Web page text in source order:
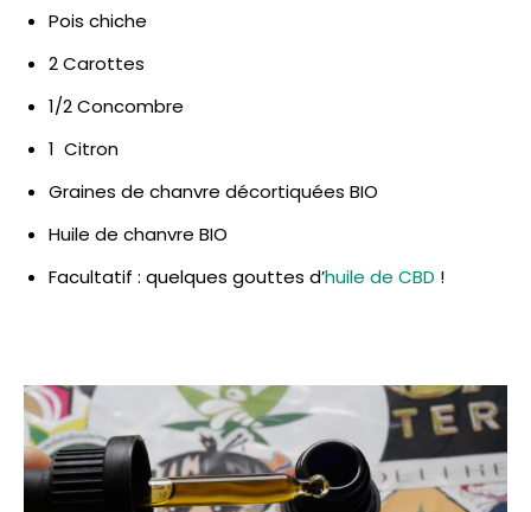
Pois chiche
2 Carottes
1/2 Concombre
1 Citron
Graines de chanvre décortiquées BIO
Huile de chanvre BIO
Facultatif : quelques gouttes d’huile de CBD !